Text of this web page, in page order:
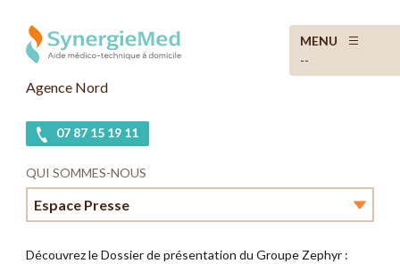
Agence Nord
MENU
--
07 87 15 19 11
QUI SOMMES-NOUS
Espace Presse
Découvrez le Dossier de présentation du Groupe Zephyr :